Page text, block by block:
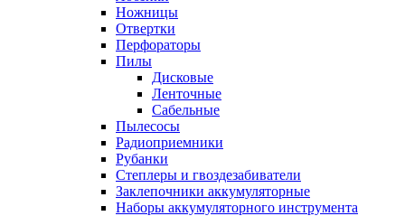
Ножницы
Отвертки
Перфораторы
Пилы
Дисковые
Ленточные
Сабельные
Пылесосы
Радиоприемники
Рубанки
Степлеры и гвоздезабиватели
Заклепочники аккумуляторные
Наборы аккумуляторного инструмента